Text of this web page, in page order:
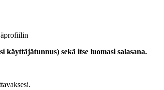
sekä itse luomasi salasana.